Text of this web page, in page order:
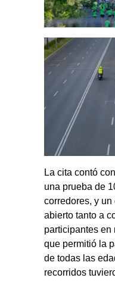
La cita contó
una prueba de
corredores, y
abierto tanto a
participantes en
que permitió la
de todas las
recorridos